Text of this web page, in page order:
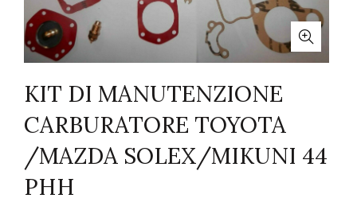
KIT DI MANUTENZIONE
CARBURATORE TOYOTA
/MAZDA SOLEX/MIKUNI 44
PHH